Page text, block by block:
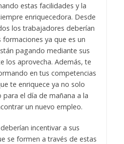
estas facilidades y la
enriquecedora. Desde
los trabajadores deberían
ya que es un
pagando mediante sus
los aprovecha. Además, te
en tus competencias
te enriquece ya no solo
el día de mañana a la
un nuevo empleo.
incentivar a sus
se formen a través de estas